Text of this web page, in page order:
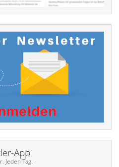
App
Jeden Tag.